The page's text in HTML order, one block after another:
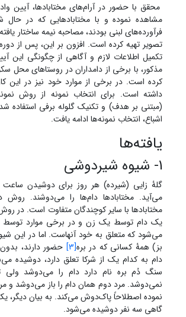
محقق با حضور در آرام‌های مختابادها، آیین
مشاهده نموده و با مختابادهایی که در حال
فرآورده‌های لبنی بودند، مصاحبه نیمه ساختار
تصویر تهیه کرده است. افزون بر این، پس از
تکمیل اطلاعات لازم و آگاهی از چگونگی این
مذکور، با برخی از دامداران در روستاهای محل
کرده است. در برخی از موارد خود نیز در این
داشته است. برای انتخاب نمونه از روش
(مبتنی بر هدف) و تکنیک گلوله برفی استفاده
اشباع، انتخاب نمونه‌ها ادامه یافت.
یافته‌ها
1- شیوه شیردوشی
گلۀ زایی (شیرده) هر روز برای دوشیدن
می‌آید. مختابادها دام‌ها را می‌دوشند.
مختابادها با سایر کوچندگان متفاوت است. در
یک دام توسط یک زن و در برخی موارد توسط
می‌شود که متعلق به خود آنهاست. اما در این
بز) همۀ کسانی که در بره[3]
حضور دارند،
دام به کدام یک از شرکا تعلق دارد، دوشیده
سنگ دُم بره نام دارد دام را می‌دوشد ولی
نمی‌دوشد. مرد دوم همان دام را باز می‌دوشد و
نموده اصطلاحاً پاک‌دوش می‌کند. به بیان دیگر،
گاهی سه نفر دوشیده می‌شود.